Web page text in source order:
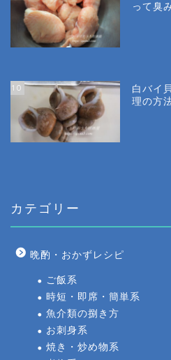
って臭
10
白バイ
理の方
カテゴリー
晩酌・おかずレシピ
ご飯系
時短・即席・簡単系
魚介類の捌き方
お刺身系
焼き・炒め物系